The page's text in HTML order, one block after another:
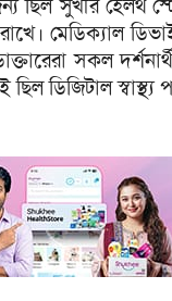
ছিল সুখীর হেলথ
মেডিক্যাল
সকল
ডিজিটাল স্বাস্থ্য